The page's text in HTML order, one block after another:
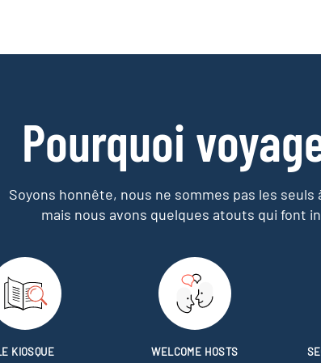
Pourquoi
Soyons honnête, nous ne sommes pas les
mais nous avons quelques atouts qui font
KIOSQUE WELCOME HOSTS